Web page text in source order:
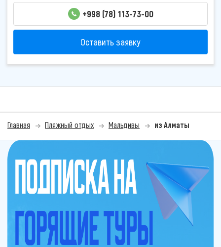
+998 (78) 113-73-00
Оставить заявку
Главная Пляжный отдых Мальдивы из Алматы